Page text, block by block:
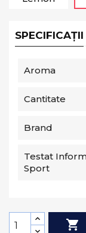
SPECIFICAȚII
Aroma
Cantitate
Brand
Testat
Sport
